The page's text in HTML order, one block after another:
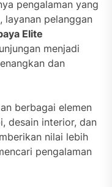
pengalaman yang
layanan pelanggan
Elite
menjadi
dan
berbagai elemen
desain interior, dan
nilai lebih
pengalaman